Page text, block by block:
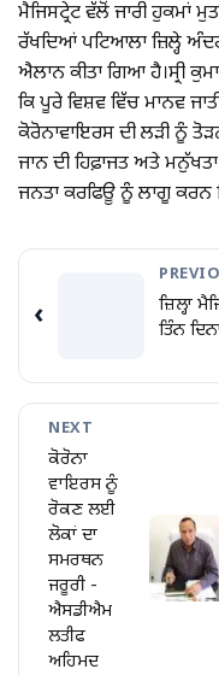
ਮੈਜਿਸਟ੍ਰੇਟ ਵੱਲੋਂ ਜਾਰੀ ਹੁਕਮਾਂ
ਰੱਖਦਿਆਂ ਪਟਿਆਲਾ ਜ਼ਿਲ੍ਹੇ
ਐਲਾਨ ਕੀਤਾ ਗਿਆ ਹੈ।ਸ੍ਰੀ
ਕਿ ਪੂਰੇ ਵਿਸ਼ਵ ਵਿੱਚ ਮਾਨਵ
ਕੋਰੋਨਾਵਾਇਰਸ ਦੀ ਲੜੀ ਨੂੰ
ਜਾਨ ਦੀ ਹਿਫ਼ਾਜਤ ਅਤੇ
ਜਨਤਾ ਕਰਫਿਊ ਨੂੰ ਲਾਗੂ
‹
ਜ਼ਿਲ੍ਹਾ
ਤਿੰਨ
NEXT
ਕੋਰੋਨਾ
ਵਾਇਰਸ ਨੂੰ
ਰੋਕਣ ਲਈ
ਲੋਕਾਂ ਦਾ
ਸਮਰਥਨ
ਜਰੂਰੀ -
ਐਸਡੀਐਮ
ਲਤੀਫ
ਅਹਿਮਦ